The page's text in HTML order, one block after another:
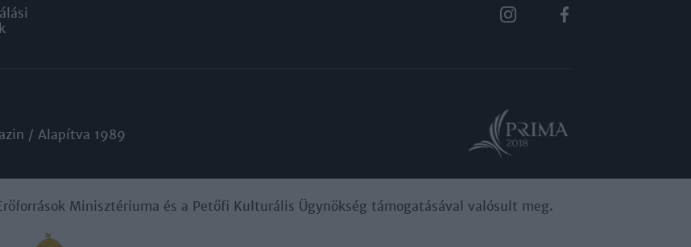
/ Alapítva 1989
Minisztériuma és a Petőfi Kulturális Ügynökség támogatásával valósult meg.